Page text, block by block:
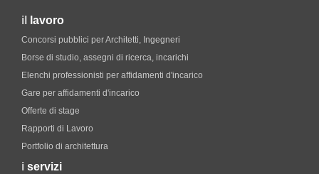
il lavoro
Concorsi pubblici per Architetti, Ingegneri
Borse di studio, assegni di ricerca, incarichi
Elenchi professionisti per affidamenti d'incarico
Gare per affidamenti d'incarico
Offerte di stage
Rapporti di Lavoro
Portfolio di architettura
i servizi